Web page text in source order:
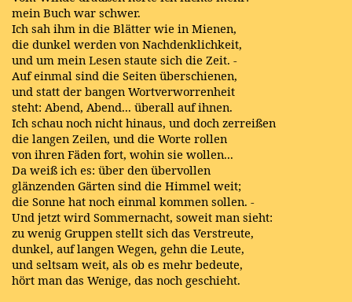
mein Buch war schwer.
Ich sah ihm in die Blätter wie in Mienen,
die dunkel werden von Nachdenklichkeit,
und um mein Lesen staute sich die Zeit. -
Auf einmal sind die Seiten überschienen,
und statt der bangen Wortverworrenheit
steht: Abend, Abend... überall auf ihnen.
Ich schau noch nicht hinaus, und doch zerreißen
die langen Zeilen, und die Worte rollen
von ihren Fäden fort, wohin sie wollen...
Da weiß ich es: über den übervollen
glänzenden Gärten sind die Himmel weit;
die Sonne hat noch einmal kommen sollen. -
Und jetzt wird Sommernacht, soweit man sieht:
zu wenig Gruppen stellt sich das Verstreute,
dunkel, auf langen Wegen, gehn die Leute,
und seltsam weit, als ob es mehr bedeute,
hört man das Wenige, das noch geschieht.